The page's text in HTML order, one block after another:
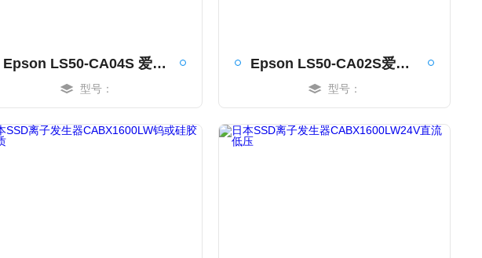
Epson LS50-CA04S 爱普生SCARA 机器人
型号：
Epson LS50-CA02S爱普生SCARA 机器人代理商
型号：